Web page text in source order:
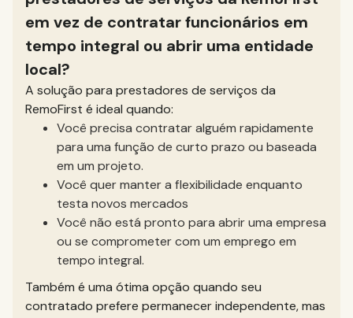
em vez de contratar funcionários em
tempo integral ou abrir uma entidade
local?
A solução para prestadores de serviços da
RemoFirst é ideal quando:
Você precisa contratar alguém rapidamente
para uma função de curto prazo ou baseada
em um projeto.
Você quer manter a flexibilidade enquanto
testa novos mercados
Você não está pronto para abrir uma empresa
ou se comprometer com um emprego em
tempo integral.
Também é uma ótima opção quando seu
contratado prefere permanecer independente, mas